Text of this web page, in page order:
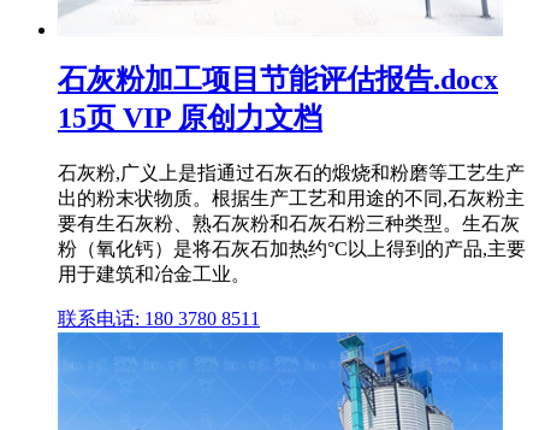
石灰粉加工项目节能评估报告.docx
15页 VIP 原创力文档
石灰粉,广义上是指通过石灰石的煅烧和粉磨等工艺生产
出的粉末状物质。根据生产工艺和用途的不同,石灰粉主
要有生石灰粉、熟石灰粉和石灰石粉三种类型。生石灰
粉（氧化钙）是将石灰石加热约°C以上得到的产品,主要
用于建筑和冶金工业。
联系电话: 180 3780 8511